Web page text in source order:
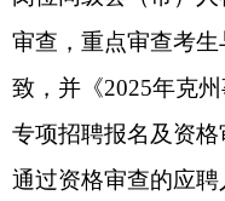
招聘工作人员体检通用
4），体检合格人员进入
缺名额，按照考核总成
补；符合空岗所有条件